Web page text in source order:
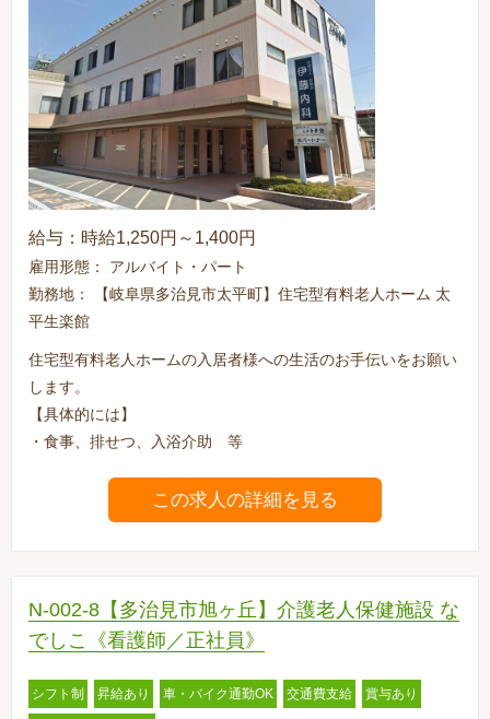
給与：時給1,250円～1,400円
雇用形態： アルバイト・パート
勤務地： 【岐阜県多治見市太平町】住宅型有料老人ホーム 太
平生楽館
住宅型有料老人ホームの入居者様への生活のお手伝いをお願い
します。
【具体的には】
・食事、排せつ、入浴介助 等
この求人の詳細を見る
N-002-8【多治見市旭ヶ丘】介護老人保健施設 な
でしこ《看護師／正社員》
シフト制 昇給あり 車・バイク通勤OK 交通費支給 賞与あり